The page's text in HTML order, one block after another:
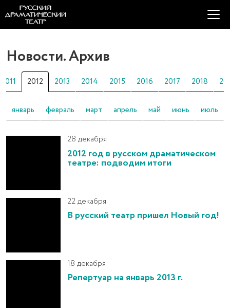
Новости. Архив
2011 2012 2013 2014 2015 2016 2017 2018
январь февраль март апрель май июнь июль
28 декабря
2012 год в русском драматическом
театре: подводим итоги
22 декабря
В русский театр пришел Новый год!
18 декабря
Репертуар на январь 2013 г.